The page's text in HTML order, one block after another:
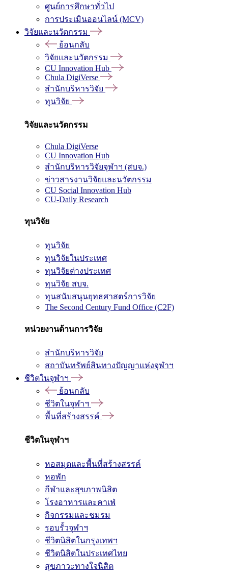
ศูนย์การศึกษาทั่วไป
การประเมินออนไลน์ (MCV)
วิจัยและนวัตกรรม
ย้อนกลับ
วิจัยและนวัตกรรม
CU Innovation Hub
Chula DigiVerse
สำนักบริหารวิจัย
ทุนวิจัย
วิจัยและนวัตกรรม
Chula DigiVerse
CU Innovation Hub
สำนักบริหารวิจัยจุฬาฯ (สบจ.)
ข่าวสารงานวิจัยและนวัตกรรม
CU Social Innovation Hub
CU-Daily Research
ทุนวิจัย
ทุนวิจัย
ทุนวิจัยในประเทศ
ทุนวิจัยต่างประเทศ
ทุนวิจัย สบจ.
ทุนสนับสนุนยุทธศาสตร์การวิจัย
The Second Century Fund Office (C2F)
หน่วยงานด้านการวิจัย
สำนักบริหารวิจัย
สถาบันทรัพย์สินทางปัญญาแห่งจุฬาฯ
ชีวิตในจุฬาฯ
ย้อนกลับ
ชีวิตในจุฬาฯ
พื้นที่สร้างสรรค์
ชีวิตในจุฬาฯ
หอสมุดและพื้นที่สร้างสรรค์
หอพัก
กีฬาและสุขภาพนิสิต
โรงอาหารและคาเฟ่
กิจกรรมและชมรม
รอบรั้วจุฬาฯ
ชีวิตนิสิตในกรุงเทพฯ
ชีวิตนิสิตในประเทศไทย
สุขภาวะทางใจนิสิต